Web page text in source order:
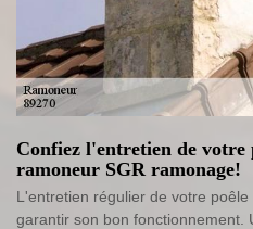
Confiez l'entretien de votre
ramoneur SGR ramonage!
L'entretien régulier de votre
garantir son bon fonctionnement.